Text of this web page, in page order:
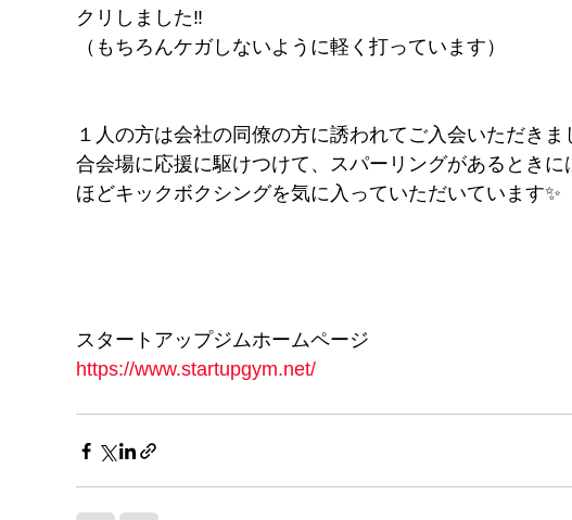
クリしました‼️
（もちろんケガしないように軽く打っています）
１人の方は会社の同僚の方に誘われてご入会いただき
合会場に応援に駆けつけて、スパーリングがあるとき
ほどキックボクシングを気に入っていただいています✨
スタートアップジムホームページ
https://www.startupgym.net/